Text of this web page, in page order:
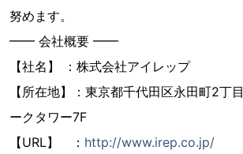
努めます。
━━ 会社概要 ━━
【社名】 ：株式会社アイレップ
【所在地】：東京都千代田区永田町2丁
ークタワー7F
【URL】 ： http://www.irep.co.jp/